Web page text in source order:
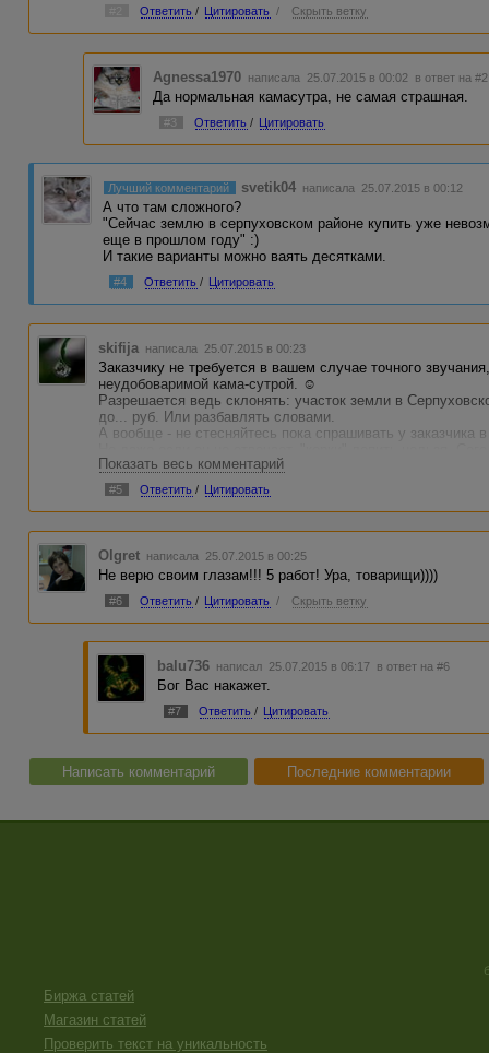
Ответить / Цитировать / Скрыть ветку
Agnessa1970 написала 25.07.2015 в 00:02 в ответ на #2
Да нормальная камасутра, не самая страшная.
#3 Ответить / Цитировать
Лучший комментарий svetik04 написала 25.07.2015 в 00:12
А что там сложного?
"Сейчас землю в серпуховском районе купить уже
еще в прошлом году" :)
И такие варианты можно ваять десятками.
#4 Ответить / Цитировать
skifija написала 25.07.2015 в 00:23
Заказчику не требуется в вашем случае точного
неудобоваримой кама-сутрой. ☺
Разрешается ведь склонять: участок земли в
до... руб. Или разбавлять словами.
А вообще - не стесняйтесь пока спрашивать у заказчика
напишет прямым вхождением такое: "кресло
список".
Показать весь комментарий
#5 Ответить / Цитировать
Olgret написала 25.07.2015 в 00:25
Не верю своим глазам!!! 5 работ! Ура, товарищи))))
#6 Ответить / Цитировать / Скрыть ветку
balu736 написал 25.07.2015 в 06:17 в ответ на #6
Бог Вас накажет.
#7 Ответить / Цитировать
Написать комментарий Последние комментарии
Биржа статей
Магазин статей
Проверить текст на уникальность